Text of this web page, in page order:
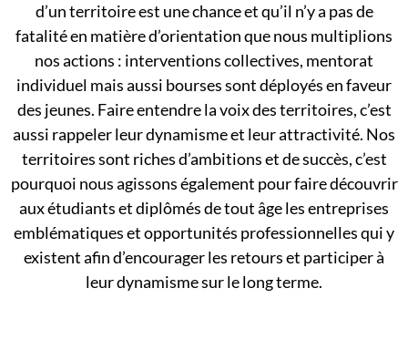
d’un territoire est une chance et qu’il n’y a pas de
fatalité en matière d’orientation que nous multiplions
nos actions : interventions collectives, mentorat
individuel mais aussi bourses sont déployés en faveur
des jeunes. Faire entendre la voix des territoires, c’est
aussi rappeler leur dynamisme et leur attractivité. Nos
territoires sont riches d’ambitions et de succès, c’est
pourquoi nous agissons également pour faire découvrir
aux étudiants et diplômés de tout âge les entreprises
emblématiques et opportunités professionnelles qui y
existent afin d’encourager les retours et participer à
leur dynamisme sur le long terme.